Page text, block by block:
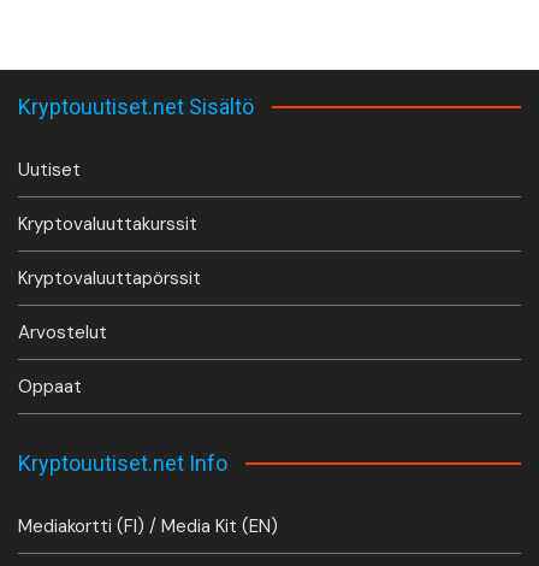
Kryptouutiset.net Sisältö
Uutiset
Kryptovaluuttakurssit
Kryptovaluuttapörssit
Arvostelut
Oppaat
Kryptouutiset.net Info
Mediakortti (FI) / Media Kit (EN)